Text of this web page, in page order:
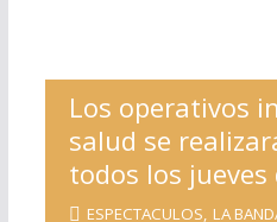
Los operativos
salud se
todos los jueves
ESPECTACULOS LA